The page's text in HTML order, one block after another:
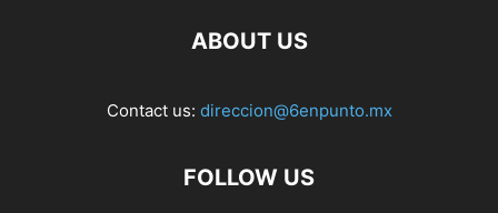
ABOUT US
Contact us: direccion@6enpunto.mx
FOLLOW US